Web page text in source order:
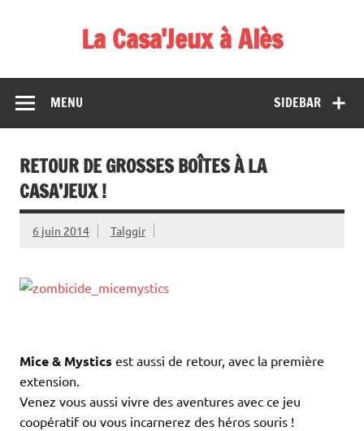
La Casa'Jeux à Alès
démos et de tournois
SIDEBAR
MENU
RETOUR DE GROSSES BOÎTES À LA
CASA’JEUX !
6 juin 2014 Talggir
Mice & Mystics est aussi de retour, avec la première
extension.
Venez vous aussi vivre des aventures avec ce jeu
coopératif ou vous incarnerez des héros souris !